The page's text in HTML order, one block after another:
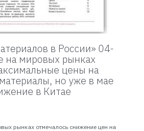
в России» 04-
на мировых рынках
цены на
но уже в мае
в Китае
рынках отмечалось снижение цен на